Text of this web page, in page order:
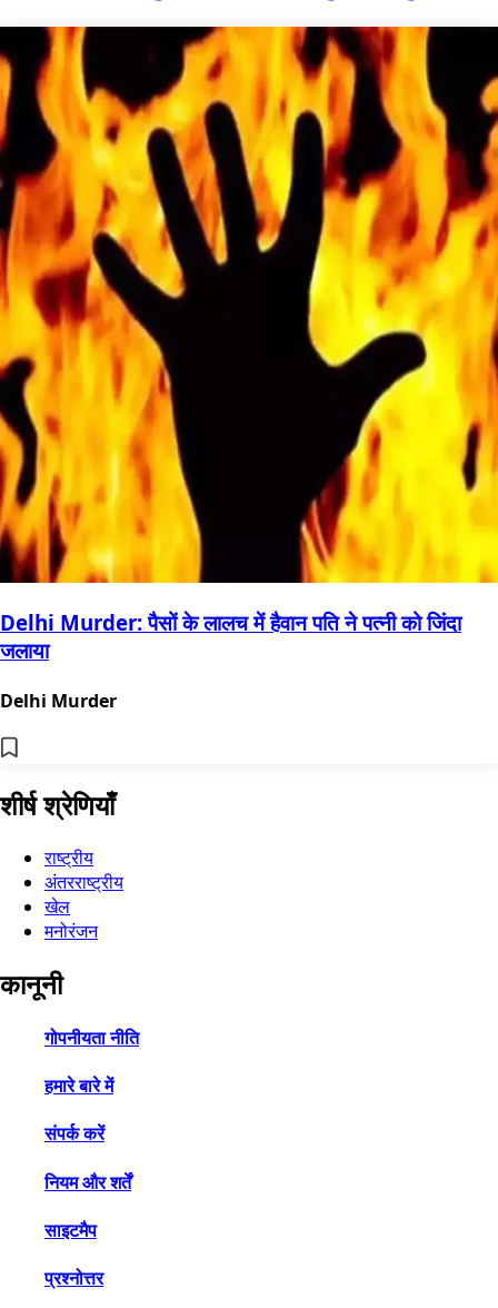
Delhi Murder: पैसों के लालच में हैवान पति ने पत्नी को जिंदा
जलाया
Delhi Murder
शीर्ष श्रेणियाँ
राष्ट्रीय
अंतरराष्ट्रीय
खेल
मनोरंजन
कानूनी
गोपनीयता नीति
हमारे बारे में
संपर्क करें
नियम और शर्तें
साइटमैप
प्रश्नोत्तर